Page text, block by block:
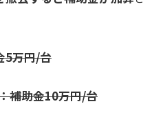
5万円/台
補助金10万円/台